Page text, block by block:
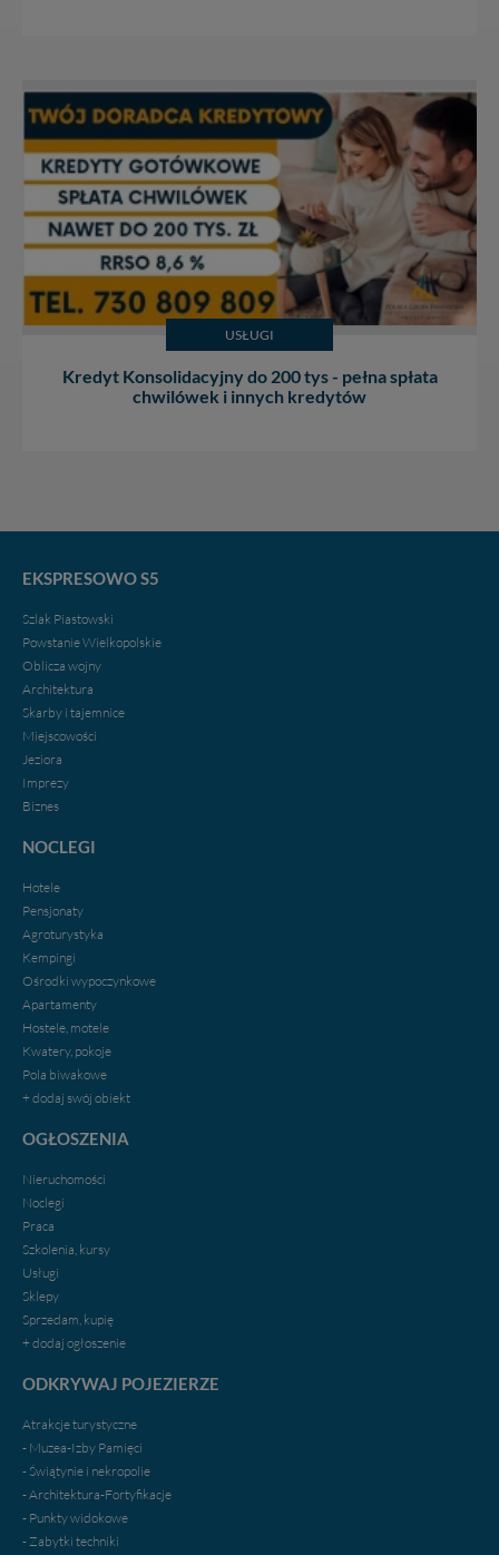
USŁUGI
Kredyt Konsolidacyjny do 200 tys - pełna spłata
chwilówek i innych kredytów
EKSPRESOWO S5
Szlak Piastowski
Powstanie Wielkopolskie
Oblicza wojny
Architektura
Skarby i tajemnice
Miejscowości
Jeziora
Imprezy
Biznes
NOCLEGI
Hotele
Pensjonaty
Agroturystyka
Kempingi
Ośrodki wypoczynkowe
Apartamenty
Hostele, motele
Kwatery, pokoje
Pola biwakowe
+ dodaj swój obiekt
OGŁOSZENIA
Nieruchomości
Noclegi
Praca
Szkolenia, kursy
Usługi
Sklepy
Sprzedam, kupię
+ dodaj ogłoszenie
ODKRYWAJ POJEZIERZE
Atrakcje turystyczne
- Muzea-Izby Pamięci
- Świątynie i nekropolie
- Architektura-Fortyfikacje
- Punkty widokowe
- Zabytki techniki